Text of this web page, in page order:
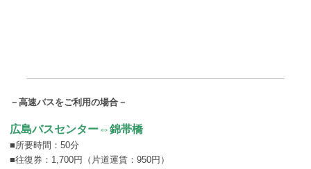
－高速バスをご利用の場合－
広島バスセンター⇔錦帯橋
■所要時間：50分
■往復券：1,700円（片道運賃：950円）